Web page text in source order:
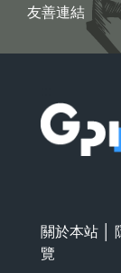
友善連結
關於本站
覽